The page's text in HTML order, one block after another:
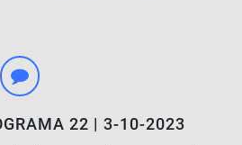
22 | 3-10-2023